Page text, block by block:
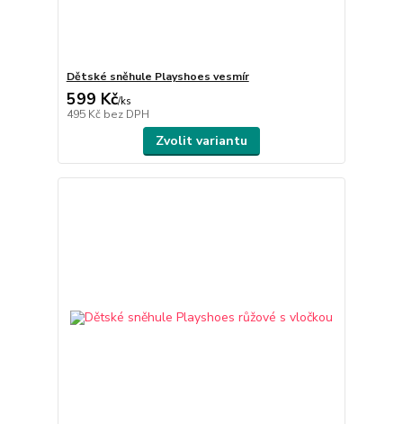
Dětské sněhule Playshoes vesmír
599 Kč/ks
495 Kč bez DPH
Zvolit variantu